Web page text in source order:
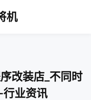
机
改装店_不同时
行业资讯